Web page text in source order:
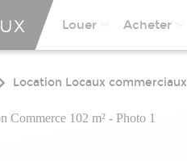
Louer Acheter
Location Locaux commerciaux